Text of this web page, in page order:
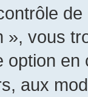
», vous
option
aux